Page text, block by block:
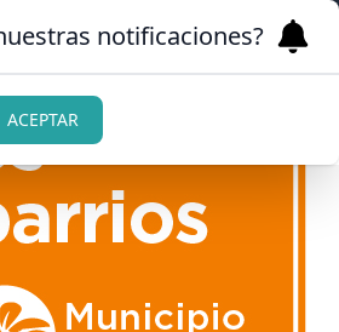
de pagos de
notificaciones?
ACEPTAR